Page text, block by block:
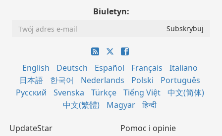
Biuletyn:
English Deutsch Español Français
Italiano
日本語
한국어 Nederlands Polski
Português
Русский
Svenska Türkçe Tiếng Việt
中文(简体)
中文(繁體)
Magyar हिन्दी
UpdateStar
Pomoc i opinie